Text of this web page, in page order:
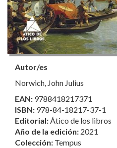
Autor/es
Norwich, John Julius
EAN: 9788418217371
ISBN: 978-84-18217-37-1
Editorial:Ático de los libros
Año de la edición: 2021
Colección: Tempus